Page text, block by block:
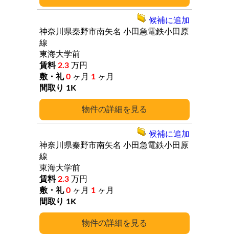
詳細
神奈川県秦野市南矢名 小田急電鉄小田原
線
東海大学前
2.3 万円
0 ヶ月 1 ヶ月
1K
候補に追加
詳細
神奈川県秦野市南矢名 小田急電鉄小田原
線
東海大学前
2.3 万円
0 ヶ月 1 ヶ月
1K
候補に追加